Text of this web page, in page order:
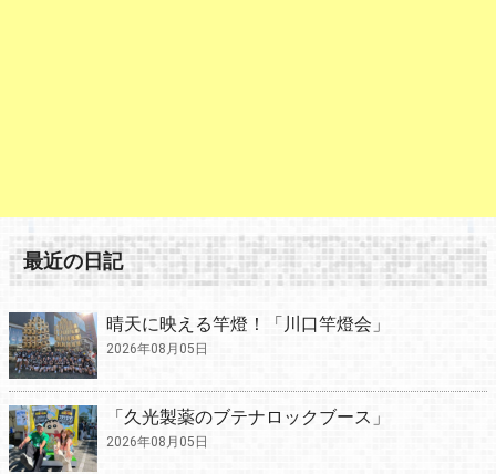
最近の日記
晴天に映える竿燈！「川口竿燈会」
2026年08月05日
「久光製薬のブテナロックブース」
2026年08月05日